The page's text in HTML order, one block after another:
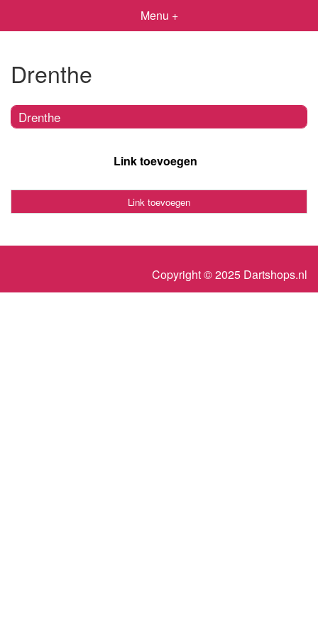
Menu +
Drenthe
Drenthe
Link toevoegen
Link toevoegen
Copyright © 2025 Dartshops.nl